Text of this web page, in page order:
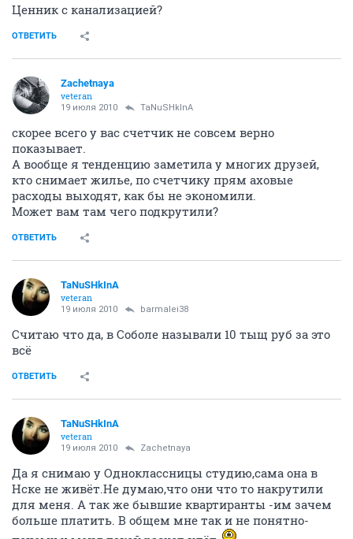
Ценник с канализацией?
ОТВЕТИТЬ
Zachetnaya
veteran
19 июля 2010 TaNuSHkInA
скорее всего у вас счетчик не совсем верно
показывает.
А вообще я тенденцию заметила у многих друзей,
кто снимает жилье, по счетчику прям аховые
расходы выходят, как бы не экономили.
Может вам там чего подкрутили?
ОТВЕТИТЬ
TaNuSHkInA
veteran
19 июля 2010 barmalei38
Считаю что да, в Соболе называли 10 тыщ руб за это
всё
ОТВЕТИТЬ
TaNuSHkInA
veteran
19 июля 2010 Zachetnaya
Да я снимаю у Одноклассницы студию,сама она в
Нске не живёт.Не думаю,что они что то накрутили
для меня. А так же бывшие квартиранты -им зачем
больше платить. В общем мне так и не понятно-